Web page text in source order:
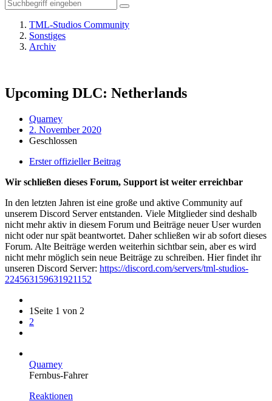
TML-Studios Community
Sonstiges
Archiv
Upcoming DLC: Netherlands
Quarney
2. November 2020
Geschlossen
Erster offizieller Beitrag
Wir schließen dieses Forum, Support ist weiter erreichbar
In den letzten Jahren ist eine große und aktive Community auf
unserem Discord Server entstanden. Viele Mitglieder sind deshalb
nicht mehr aktiv in diesem Forum und Beiträge neuer User wurden
nicht oder nur spät beantwortet. Daher schließen wir ab sofort dieses
Forum. Alte Beiträge werden weiterhin sichtbar sein, aber es wird
nicht mehr möglich sein neue Beiträge zu schreiben. Hier findet ihr
unseren Discord Server: https://discord.com/servers/tml-studios-
224563159631921152
1 Seite 1 von 2
2
Quarney
Fernbus-Fahrer
Reaktionen